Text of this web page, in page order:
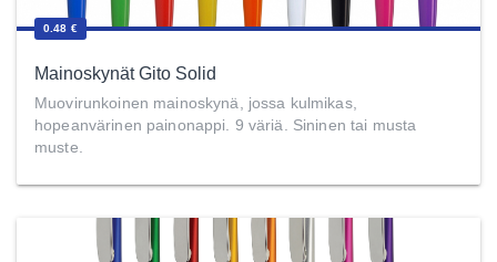
0.48 €
Mainoskynät Gito Solid
Muovirunkoinen mainoskynä, jossa kulmikas,
hopeanvärinen painonappi. 9 väriä. Sininen tai musta
muste.